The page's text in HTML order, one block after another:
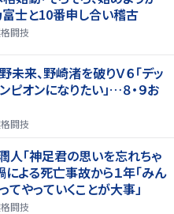
富士と10番申し合い稽古
闘技
未来、野崎渚を破りＶ６「デッ
ピオンになりたい」…８・９お
闘技
人「神足君の思いを忘れちゃ
による死亡事故から１年「みん
やっていくことが大事」
闘技